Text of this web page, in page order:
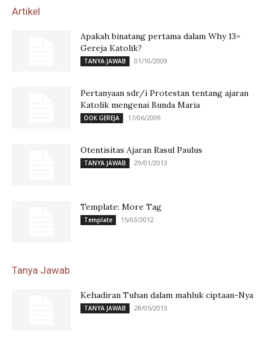
Artikel
Apakah binatang pertama dalam Why 13=
Gereja Katolik?
TANYA JAWAB 01/10/2009
Pertanyaan sdr/i Protestan tentang ajaran
Katolik mengenai Bunda Maria
DOK GEREJA 17/06/2009
Otentisitas Ajaran Rasul Paulus
TANYA JAWAB 29/01/2013
Template: More Tag
Template 15/03/2012
Tanya Jawab
Kehadiran Tuhan dalam mahluk ciptaan-Nya
TANYA JAWAB 28/05/2013